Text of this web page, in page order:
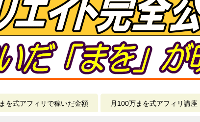
まを式アフィリで稼いだ金額 月100万まを式アフィリ講座